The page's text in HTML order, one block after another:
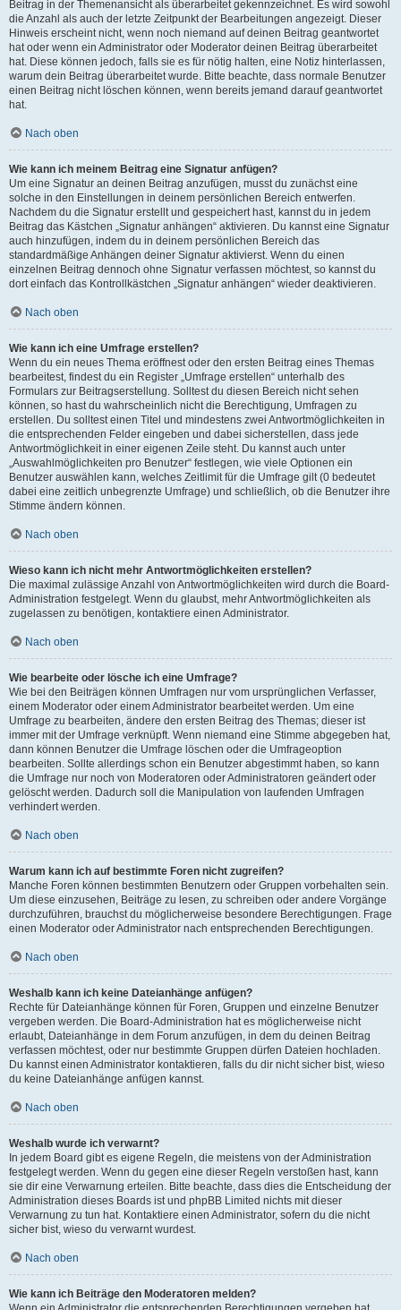
Beitrag in der Themenansicht als überarbeitet gekennzeichnet. Es wird sowohl
die Anzahl als auch der letzte Zeitpunkt der Bearbeitungen angezeigt. Dieser
Hinweis erscheint nicht, wenn noch niemand auf deinen Beitrag geantwortet
hat oder wenn ein Administrator oder Moderator deinen Beitrag überarbeitet
hat. Diese können jedoch, falls sie es für nötig halten, eine Notiz hinterlassen,
warum dein Beitrag überarbeitet wurde. Bitte beachte, dass normale Benutzer
einen Beitrag nicht löschen können, wenn bereits jemand darauf geantwortet
hat.
Nach oben
Wie kann ich meinem Beitrag eine Signatur anfügen?
Um eine Signatur an deinen Beitrag anzufügen, musst du zunächst eine
solche in den Einstellungen in deinem persönlichen Bereich entwerfen.
Nachdem du die Signatur erstellt und gespeichert hast, kannst du in jedem
Beitrag das Kästchen „Signatur anhängen“ aktivieren. Du kannst eine Signatur
auch hinzufügen, indem du in deinem persönlichen Bereich das
standardmäßige Anhängen deiner Signatur aktivierst. Wenn du einen
einzelnen Beitrag dennoch ohne Signatur verfassen möchtest, so kannst du
dort einfach das Kontrollkästchen „Signatur anhängen“ wieder deaktivieren.
Nach oben
Wie kann ich eine Umfrage erstellen?
Wenn du ein neues Thema eröffnest oder den ersten Beitrag eines Themas
bearbeitest, findest du ein Register „Umfrage erstellen“ unterhalb des
Formulars zur Beitragserstellung. Solltest du diesen Bereich nicht sehen
können, so hast du wahrscheinlich nicht die Berechtigung, Umfragen zu
erstellen. Du solltest einen Titel und mindestens zwei Antwortmöglichkeiten in
die entsprechenden Felder eingeben und dabei sicherstellen, dass jede
Antwortmöglichkeit in einer eigenen Zeile steht. Du kannst auch unter
„Auswahlmöglichkeiten pro Benutzer“ festlegen, wie viele Optionen ein
Benutzer auswählen kann, welches Zeitlimit für die Umfrage gilt (0 bedeutet
dabei eine zeitlich unbegrenzte Umfrage) und schließlich, ob die Benutzer ihre
Stimme ändern können.
Nach oben
Wieso kann ich nicht mehr Antwortmöglichkeiten erstellen?
Die maximal zulässige Anzahl von Antwortmöglichkeiten wird durch die Board-
Administration festgelegt. Wenn du glaubst, mehr Antwortmöglichkeiten als
zugelassen zu benötigen, kontaktiere einen Administrator.
Nach oben
Wie bearbeite oder lösche ich eine Umfrage?
Wie bei den Beiträgen können Umfragen nur vom ursprünglichen Verfasser,
einem Moderator oder einem Administrator bearbeitet werden. Um eine
Umfrage zu bearbeiten, ändere den ersten Beitrag des Themas; dieser ist
immer mit der Umfrage verknüpft. Wenn niemand eine Stimme abgegeben hat,
dann können Benutzer die Umfrage löschen oder die Umfrageoption
bearbeiten. Sollte allerdings schon ein Benutzer abgestimmt haben, so kann
die Umfrage nur noch von Moderatoren oder Administratoren geändert oder
gelöscht werden. Dadurch soll die Manipulation von laufenden Umfragen
verhindert werden.
Nach oben
Warum kann ich auf bestimmte Foren nicht zugreifen?
Manche Foren können bestimmten Benutzern oder Gruppen vorbehalten sein.
Um diese einzusehen, Beiträge zu lesen, zu schreiben oder andere Vorgänge
durchzuführen, brauchst du möglicherweise besondere Berechtigungen. Frage
einen Moderator oder Administrator nach entsprechenden Berechtigungen.
Nach oben
Weshalb kann ich keine Dateianhänge anfügen?
Rechte für Dateianhänge können für Foren, Gruppen und einzelne Benutzer
vergeben werden. Die Board-Administration hat es möglicherweise nicht
erlaubt, Dateianhänge in dem Forum anzufügen, in dem du deinen Beitrag
verfassen möchtest, oder nur bestimmte Gruppen dürfen Dateien hochladen.
Du kannst einen Administrator kontaktieren, falls du dir nicht sicher bist, wieso
du keine Dateianhänge anfügen kannst.
Nach oben
Weshalb wurde ich verwarnt?
In jedem Board gibt es eigene Regeln, die meistens von der Administration
festgelegt werden. Wenn du gegen eine dieser Regeln verstoßen hast, kann
sie dir eine Verwarnung erteilen. Bitte beachte, dass dies die Entscheidung der
Administration dieses Boards ist und phpBB Limited nichts mit dieser
Verwarnung zu tun hat. Kontaktiere einen Administrator, sofern du die nicht
sicher bist, wieso du verwarnt wurdest.
Nach oben
Wie kann ich Beiträge den Moderatoren melden?